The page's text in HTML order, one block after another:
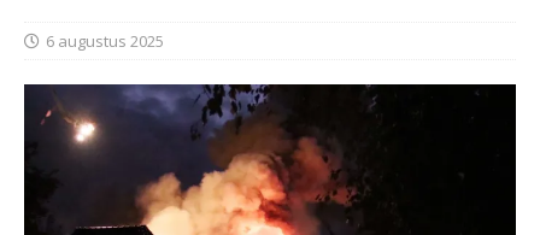
6 augustus 2025